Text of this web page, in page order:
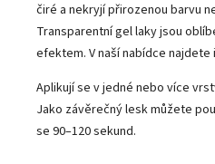
čiré a nekryjí přirozenou barvu
Transparentní gel laky jsou
efektem. V naší nabídce najdete i
Aplikují se v jedné nebo více
Jako závěrečný lesk můžete
se 90–120 sekund.